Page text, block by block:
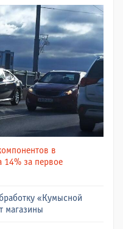
в
14% за первое
«Кумысной
магазины